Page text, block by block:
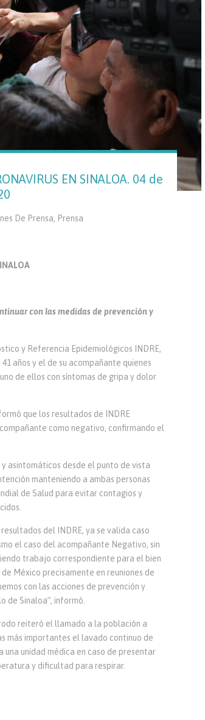
EN SINALOA. 04 de
De Prensa, Prensa
con las medidas de prevención y
y Referencia Epidemiológicos INDRE,
años y el de su acompañante quienes
de ellos con síntomas de gripa y dolor
que los resultados de INDRE
como negativo, confirmando el
asintomáticos desde el punto de vista
manteniendo a ambas personas
de Salud para evitar contagios y
del INDRE, ya se valida caso
el caso del acompañante Negativo, sin
trabajo correspondiente para el bien
México precisamente en reuniones de
con las acciones de prevención y
de Sinaloa”, informó.
reiteró el llamado a la población a
más importantes el lavado continuo de
unidad médica en caso de presentar
y dificultad para respirar.